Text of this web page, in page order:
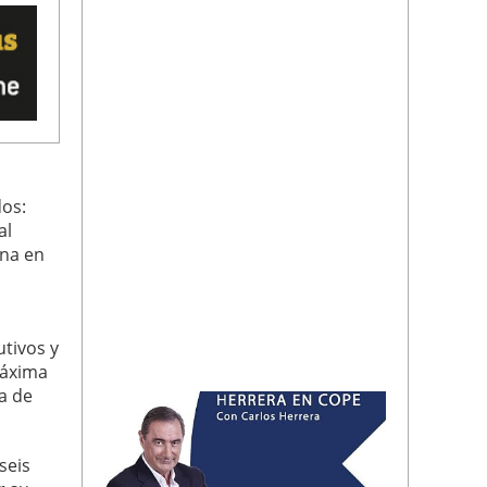
en
y
de